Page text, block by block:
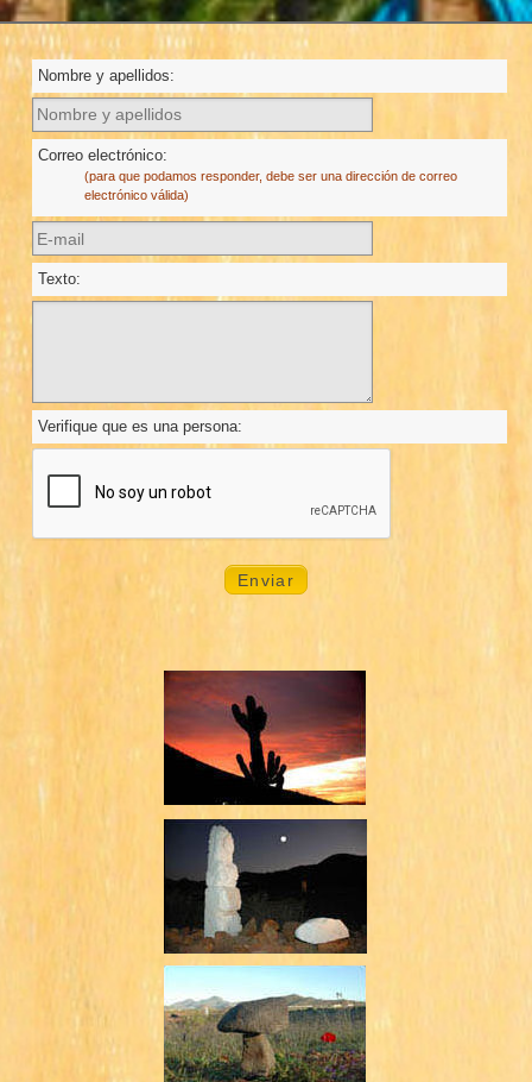
Nombre y apellidos:
Correo electrónico:
(para que podamos responder, debe ser una dirección de correo
electrónico válida)
Texto:
Verifique que es una persona: